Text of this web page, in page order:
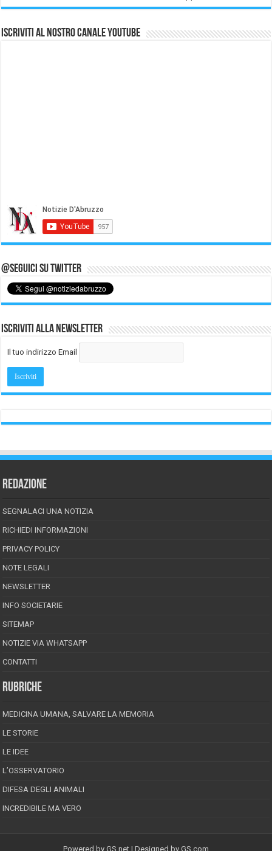
Iscriviti al nostro Canale Youtube
@Seguici su Twitter
Iscriviti alla Newsletter
Il tuo indirizzo Email
REDAZIONE
SEGNALACI UNA NOTIZIA
RICHIEDI INFORMAZIONI
PRIVACY POLICY
NOTE LEGALI
NEWSLETTER
INFO SOCIETARIE
SITEMAP
NOTIZIE VIA WHATSAPP
CONTATTI
RUBRICHE
MEDICINA UMANA, SALVARE LA MEMORIA
LE STORIE
LE IDEE
L’OSSERVATORIO
DIFESA DEGLI ANIMALI
INCREDIBILE MA VERO
Powered by GS.net | Designed by GS.com